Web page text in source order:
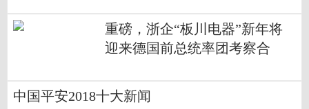
重磅，浙企“板川电器”新年将
迎来德国前总统率团考察合
中国平安2018十大新闻